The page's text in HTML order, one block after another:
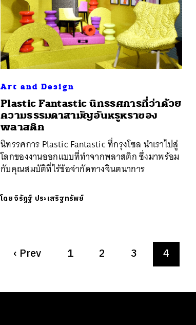
Art and Design
Plastic Fantastic นิทรรศการที่ว่าด้วย
ความธรรมดาสามัญอันหรูหราของ
พลาสติก
นิทรรศการ Plastic Fantastic ที่กรุงโซล นำเราไปสู่
โลกของงานออกแบบที่ทำจากพลาสติก ซึ่งมาพร้อม
กับคุณสมบัติที่ไร้ข้อจำกัดทางจินตนาการ
โดยจิรัฏฐ์​ ประเสริฐทรัพย์
‹ Prev 1 2 3 4